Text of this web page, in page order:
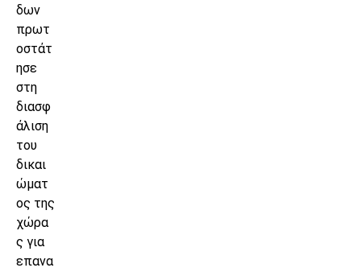
δων
πρωτ
οστάτ
ησε
στη
διασφ
άλιση
του
δικαι
ώματ
ος της
χώρα
ς για
επανα